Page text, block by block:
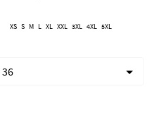
XS S M L XL XXL 3XL 4XL 5XL
36